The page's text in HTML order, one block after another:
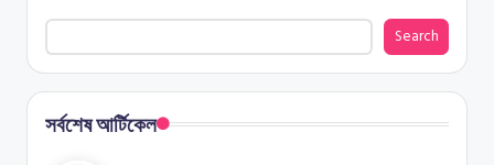
Search
সর্বশেষ আর্টিকেল